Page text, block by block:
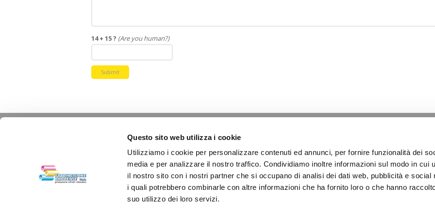
Questo sito web utilizza i cookie
Utilizziamo i cookie per personalizzare contenuti ed annunci, per fornire funzionalità dei
media e per analizzare il nostro traffico. Condividiamo inoltre informazioni sul modo in cui
il nostro sito con i nostri partner che si occupano di analisi dei dati web, pubblicità e social
i quali potrebbero combinarle con altre informazioni che ha fornito loro o che hanno
suo utilizzo dei loro servizi.
14 + 15 ? (Are you human?)
Submit
Secteurs dans lesquels
nous travaillons
P HARMACEUTIQUE
F T
Copyright © 2022 Fotoincisione Rhodense S.r.l - Siège social et opérationnel : Via Pace 60, 20017 Rho - Milano
REA : Milano 595267 | Code fiscal et numéro de TVA : IT 01525660153 | Capital social € 20.000,00 i.v. |